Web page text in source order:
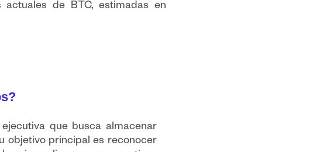
de BTC, estimadas en
que busca almacenar
objetivo principal es reconocer